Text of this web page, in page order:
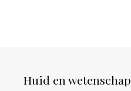
Huid en wetenschap